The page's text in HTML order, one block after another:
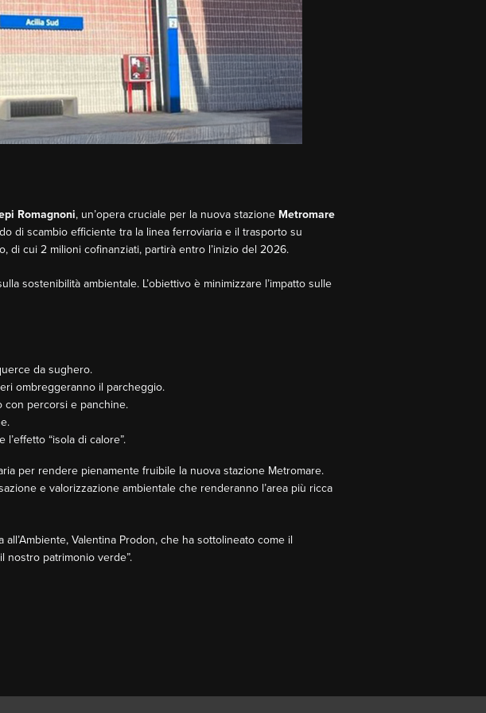
Romagnoni, un’opera cruciale per la nuova stazione Metromare
di scambio efficiente tra la linea ferroviaria e il trasporto su
di cui 2 milioni cofinanziati, partirà entro l’inizio del 2026.
sostenibilità ambientale. L’obiettivo è minimizzare l’impatto sulle
da sughero.
ombreggeranno il parcheggio.
con percorsi e panchine.
“isola di calore”.
per rendere pienamente fruibile la nuova stazione Metromare.
e valorizzazione ambientale che renderanno l’area più ricca
Valentina Prodon, che ha sottolineato come il
nostro patrimonio verde”.